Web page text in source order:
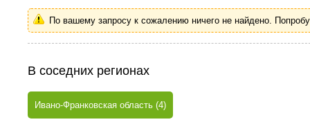
По вашему запросу к сожалению ничего не найдено.
В соседних регионах
Ивано-Франковская область (4)